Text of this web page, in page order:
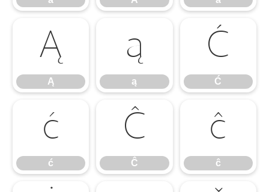
Ą
Ą
ą
ą
Ć
Ć
ć
ć
Ĉ
Ĉ
ĉ
ĉ